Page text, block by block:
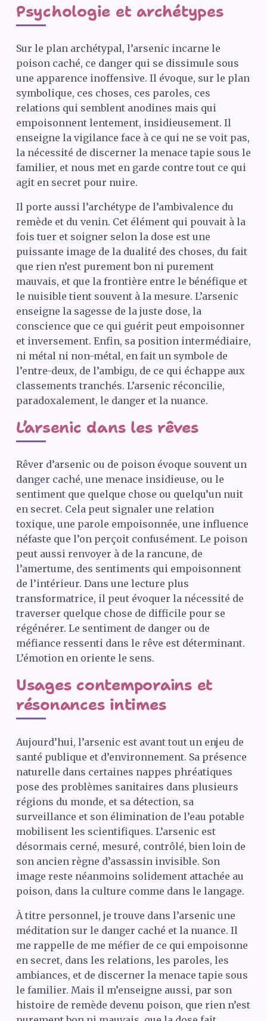
Psychologie et archétypes
Sur le plan archétypal, l’arsenic incarne le
poison caché, ce danger qui se dissimule sous
une apparence inoffensive. Il évoque, sur le plan
symbolique, ces choses, ces paroles, ces
relations qui semblent anodines mais qui
empoisonnent lentement, insidieusement. Il
enseigne la vigilance face à ce qui ne se voit pas,
la nécessité de discerner la menace tapie sous le
familier, et nous met en garde contre tout ce qui
agit en secret pour nuire.
Il porte aussi l’archétype de l’ambivalence du
remède et du venin. Cet élément qui pouvait à la
fois tuer et soigner selon la dose est une
puissante image de la dualité des choses, du fait
que rien n’est purement bon ni purement
mauvais, et que la frontière entre le bénéfique et
le nuisible tient souvent à la mesure. L’arsenic
enseigne la sagesse de la juste dose, la
conscience que ce qui guérit peut empoisonner
et inversement. Enfin, sa position intermédiaire,
ni métal ni non-métal, en fait un symbole de
l’entre-deux, de l’ambigu, de ce qui échappe aux
classements tranchés. L’arsenic réconcilie,
paradoxalement, le danger et la nuance.
L’arsenic dans les rêves
Rêver d’arsenic ou de poison évoque souvent un
danger caché, une menace insidieuse, ou le
sentiment que quelque chose ou quelqu’un nuit
en secret. Cela peut signaler une relation
toxique, une parole empoisonnée, une influence
néfaste que l’on perçoit confusément. Le poison
peut aussi renvoyer à de la rancune, de
l’amertume, des sentiments qui empoisonnent
de l’intérieur. Dans une lecture plus
transformatrice, il peut évoquer la nécessité de
traverser quelque chose de difficile pour se
régénérer. Le sentiment de danger ou de
méfiance ressenti dans le rêve est déterminant.
L’émotion en oriente le sens.
Usages contemporains et
résonances intimes
Aujourd’hui, l’arsenic est avant tout un enjeu de
santé publique et d’environnement. Sa présence
naturelle dans certaines nappes phréatiques
pose des problèmes sanitaires dans plusieurs
régions du monde, et sa détection, sa
surveillance et son élimination de l’eau potable
mobilisent les scientifiques. L’arsenic est
désormais cerné, mesuré, contrôlé, bien loin de
son ancien règne d’assassin invisible. Son
image reste néanmoins solidement attachée au
poison, dans la culture comme dans le langage.
À titre personnel, je trouve dans l’arsenic une
méditation sur le danger caché et la nuance. Il
me rappelle de me méfier de ce qui empoisonne
en secret, dans les relations, les paroles, les
ambiances, et de discerner la menace tapie sous
le familier. Mais il m’enseigne aussi, par son
histoire de remède devenu poison, que rien n’est